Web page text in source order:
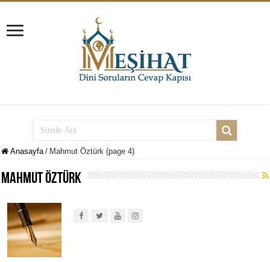
Anasayfa / Mahmut Öztürk (page 4)
Mahmut Öztürk